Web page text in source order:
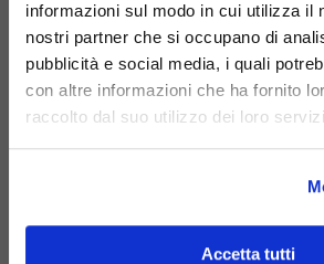
informazioni sul modo in cui utilizza il
nostri partner che si occupano di
pubblicità e social media, i quali
con altre informazioni che ha fornito
raccolto dal suo utilizzo dei loro
Accetta tutti
Materiali